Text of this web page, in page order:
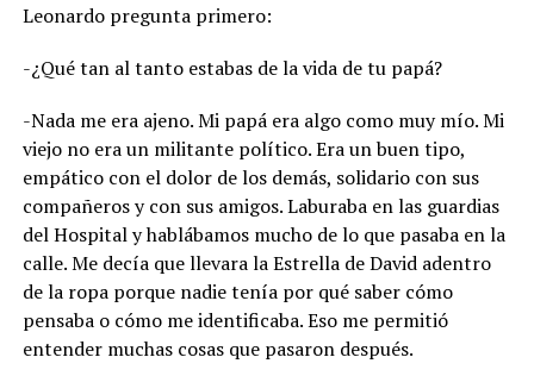
Leonardo pregunta primero:
-¿Qué tan al tanto estabas de la vida de tu papá?
-Nada me era ajeno. Mi papá era algo como muy mío. Mi
viejo no era un militante político. Era un buen tipo,
empático con el dolor de los demás, solidario con sus
compañeros y con sus amigos. Laburaba en las guardias
del Hospital y hablábamos mucho de lo que pasaba en la
calle. Me decía que llevara la Estrella de David adentro
de la ropa porque nadie tenía por qué saber cómo
pensaba o cómo me identificaba. Eso me permitió
entender muchas cosas que pasaron después.